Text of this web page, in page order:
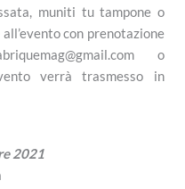
muniti tu tampone o
con prenotazione
o
verrà trasmesso in
2021